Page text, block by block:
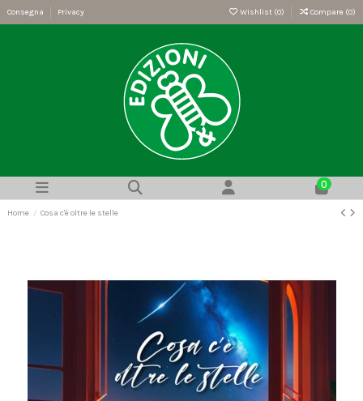
Consegna Privacy Wishlist (0) Compare (0)
0
Home Cosa c'è oltre le stelle